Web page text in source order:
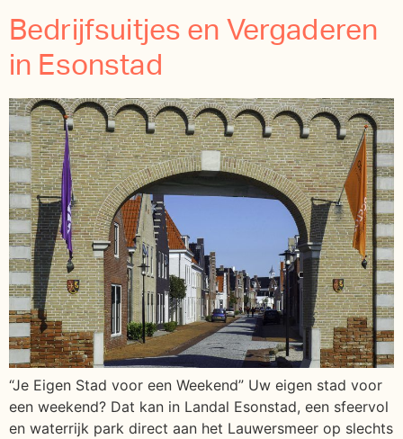
Bedrijfsuitjes en Vergaderen
in Esonstad
“Je Eigen Stad voor een Weekend” Uw eigen stad voor
een weekend? Dat kan in Landal Esonstad, een sfeervol
en waterrijk park direct aan het Lauwersmeer op slechts